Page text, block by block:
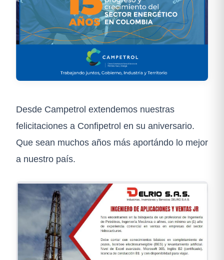
Desde Campetrol extendemos nuestras
felicitaciones a Confipetrol en su aniversario.
Que sean muchos años más aportándo lo mejor
a nuestro país.